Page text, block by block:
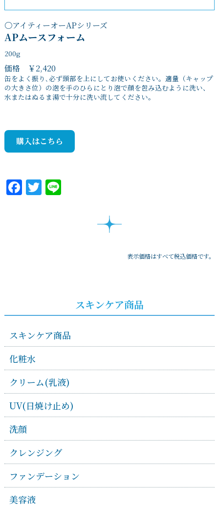
〇アイティーオーAPシリーズ
APムースフォーム
200g
価格 ￥2,420
缶をよく振り､必ず頭部を上にしてお使いください。適量（キャップ
の大きさ位）の泡を手のひらにとり泡で顔を包み込むように洗い、
水またはぬるま湯で十分に洗い流してください。
購入はこちら
Facebook
Twitter
Line
表示価格はすべて税込価格です。
スキンケア商品
スキンケア商品
化粧水
クリーム(乳液)
UV(日焼け止め)
洗顔
クレンジング
ファンデーション
美容液